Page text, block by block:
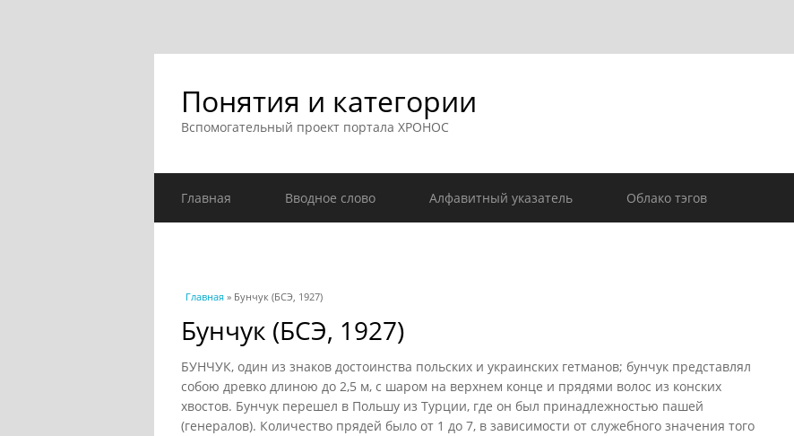
Понятия и категории
Вспомогательный проект портала ХРОНОС
Главная Вводное слово Алфавитный указатель Облако тэгов
Вы здесь
Главная » Бунчук (БСЭ, 1927)
Бунчук (БСЭ, 1927)
БУНЧУК, один из знаков достоинства польских и украинских гетманов; бунчук представлял
собою древко длиною до 2,5 м, с шаром на верхнем конце и прядями волос из конских
хвостов. Бунчук перешел в Польшу из Турции, где он был принадлежностью пашей
(генералов). Количество прядей было от 1 до 7, в зависимости от служебного значения того